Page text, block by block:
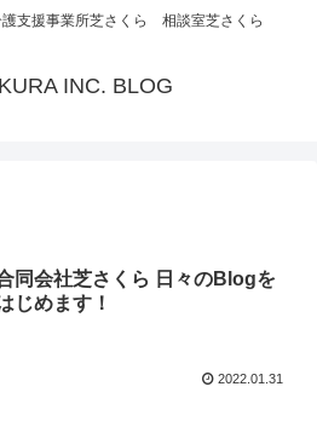
支援事業所芝さくら 相談室芝さくら
INC. BLOG
同会社芝さくら 日々のBlogを
じめます！
2022.01.31